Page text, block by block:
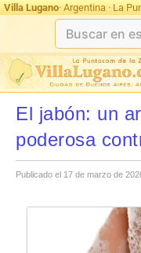
Villa Lugano· Argentina · La
El jabón: un
poderosa
Publicado el 17 de marzo de